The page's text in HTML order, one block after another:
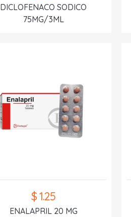
DICLOFENACO SODICO
75MG/3ML
$ 1.25
ENALAPRIL 20 MG